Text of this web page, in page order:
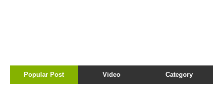
Popular Post Video Category